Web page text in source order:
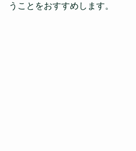
うことをおすすめします。